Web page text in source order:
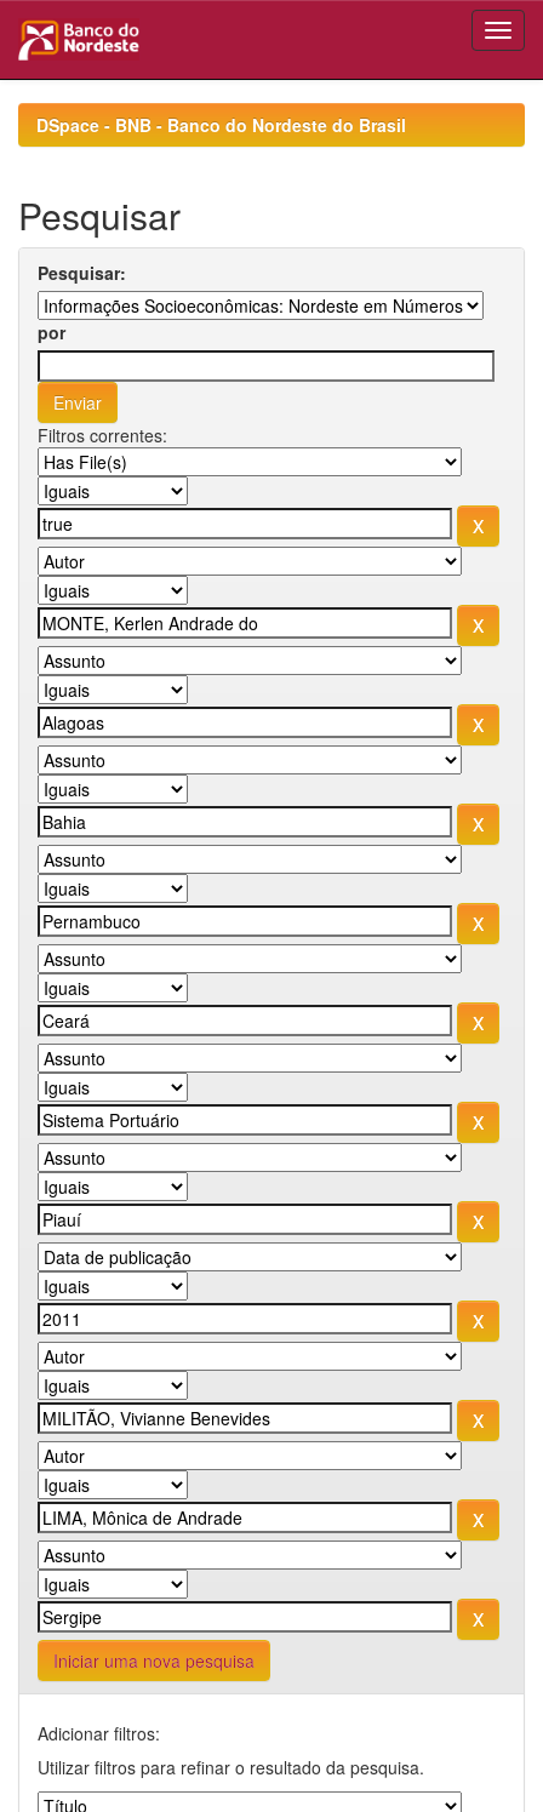
navigationDSpace - BNB - Banco do Nordeste do Brasil
Pesquisar
Pesquisar:
por
Filtros correntes:
Iniciar uma nova pesquisa
Adicionar filtros:
Utilizar filtros para refinar o resultado da pesquisa.